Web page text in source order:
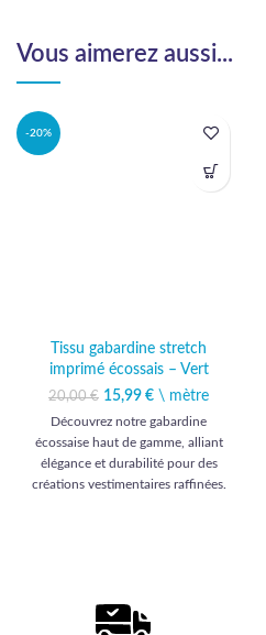
Vous aimerez aussi...
-20%
Tissu gabardine stretch
imprimé écossais – Vert
20,00€
Le prix initial était :
20,00 €.
15,99 €
Le prix
actuel est :
15,99 €.
\ mètre
Découvrez notre gabardine
écossaise haut de gamme, alliant
élégance et durabilité pour des
créations vestimentaires raffinées.